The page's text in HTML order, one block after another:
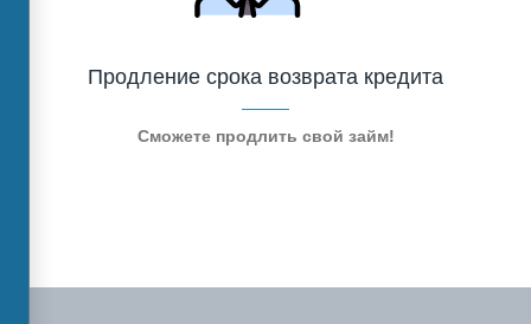
Продление срока возврата кредита
Сможете продлить свой займ!